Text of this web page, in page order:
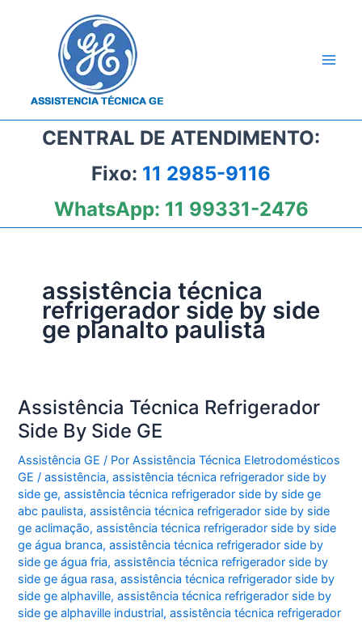
CENTRAL DE ATENDIMENTO:
Fixo: 11 2985-9116
WhatsApp: 11 99331-2476
assistência técnica
refrigerador side by side
ge planalto paulista
Assistência Técnica Refrigerador
Side By Side GE
Assistência GE / PorAssistência Técnica Eletrodomésticos
GE/assistência,assistência técnica refrigerador side by
side ge,assistência técnica refrigerador side by side ge
abc paulista,assistência técnica refrigerador side by side
ge aclimação,assistência técnica refrigerador side by side
ge água branca,assistência técnica refrigerador side by
side ge água fria,assistência técnica refrigerador side by
side ge água rasa,assistência técnica refrigerador side by
side ge alphaville,assistência técnica refrigerador side by
side ge alphaville industrial,assistência técnica refrigerador